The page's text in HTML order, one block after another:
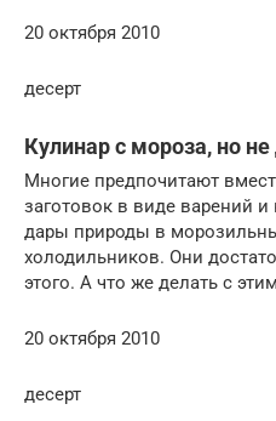
20 октября 2010
десерт
Кулинар с мороза, но
Многие предпочитают
заготовок в виде варений
дары природы в
холодильников. Они
этого. А что же делать с
20 октября 2010
десерт